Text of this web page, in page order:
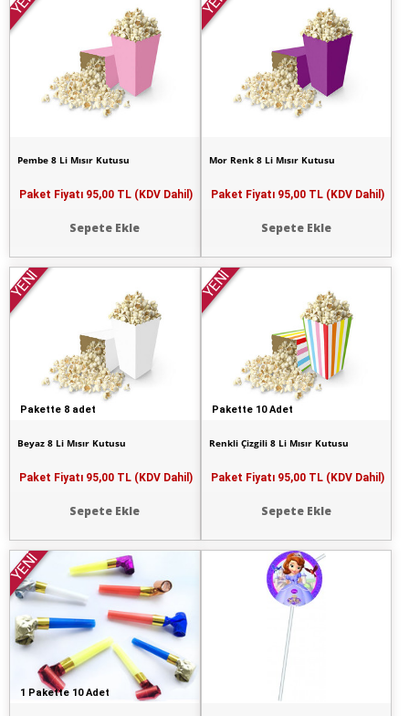
Pembe 8 Li Mısır Kutusu
Paket Fiyatı 95,00 TL (KDV Dahil)
Sepete Ekle
Mor Renk 8 Li Mısır Kutusu
Paket Fiyatı 95,00 TL (KDV Dahil)
Sepete Ekle
Pakette 8 adet
YENİ
Beyaz 8 Li Mısır Kutusu
Paket Fiyatı 95,00 TL (KDV Dahil)
Sepete Ekle
Pakette 10 Adet
YENİ
Renkli Çizgili 8 Li Mısır Kutusu
Paket Fiyatı 95,00 TL (KDV Dahil)
Sepete Ekle
1 Pakette 10 Adet
YENİ